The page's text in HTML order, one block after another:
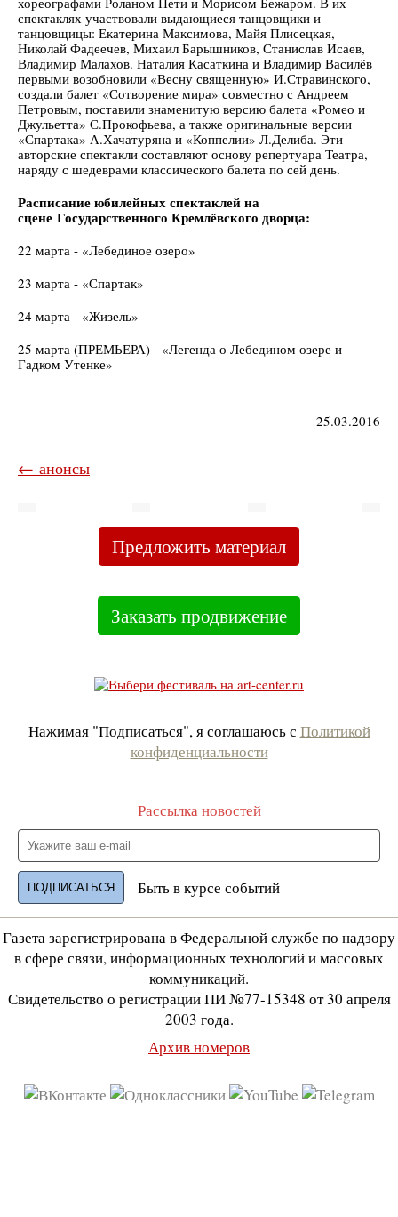
спектаклях участвовали выдающиеся танцовщики и
танцовщицы: Екатерина Максимова, Майя Плисецкая,
Николай Фадеечев, Михаил Барышников, Станислав Исаев,
Владимир Малахов. Наталия Касаткина и Владимир Василёв
первыми возобновили «Весну священную» И.Стравинского,
создали балет «Сотворение мира» совместно с Андреем
Петровым, поставили знаменитую версию балета «Ромео и
Джульетта» С.Прокофьева, а также оригинальные версии
«Спартака» А.Хачатуряна и «Коппелии» Л.Делиба. Эти
авторские спектакли составляют основу репертуара Театра,
наряду с шедеврами классического балета по сей день.
Расписание юбилейных спектаклей на
сцене Государственного Кремлёвского дворца:
22 марта - «Лебединое озеро»
23 марта - «Спартак»
24 марта - «Жизель»
25 марта (ПРЕМЬЕРА) - «Легенда о Лебедином озере и
Гадком Утенке»
25.03.2016
← анонсы
Предложить материал
Заказать продвижение
Нажимая "Подписаться", я соглашаюсь с Политикой
конфиденциальности
Рассылка новостей
Быть в курсе событий
Газета зарегистрирована в Федеральной службе по надзору
в сфере связи, информационных технологий и массовых
коммуникаций.
Свидетельство о регистрации ПИ №77-15348 от 30 апреля
2003 года.
Архив номеров